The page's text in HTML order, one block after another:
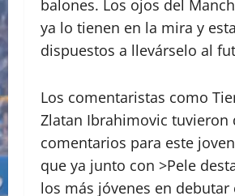
balones. Los ojos del
ya lo tienen en la mira y
dispuestos a llevárselo al
Los comentaristas como
Zlatan Ibrahimovic tuvieron
comentarios para este
que ya junto con >Pele
los más jóvenes en debutar